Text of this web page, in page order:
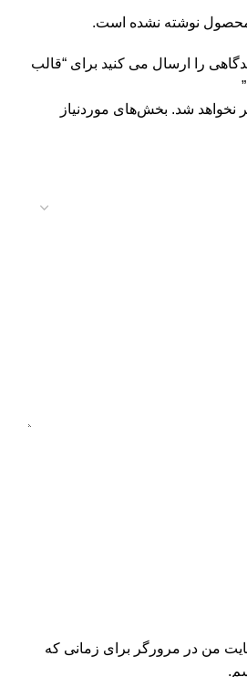
محصول نوشته نشده است.
را ارسال می کنید برای “قالب
نخواهد شد. بخش‌های موردنیاز
من در مرورگر برای زمانی که